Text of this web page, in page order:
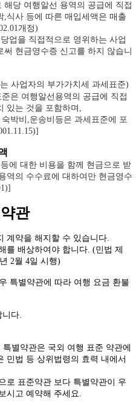
당 여행알선 용역의 공급에 직접
,식사 등에 따른 매입세액은 매출
개정)
업을 직접적으로 영위하는 사업
현금영수증 신고를 하지 않습니
사업자의 부가가치세 과세표준)
은 여행알선용역의 공급에 직접
있는 것을 포함하며,
박비,운송비등은 과세표준에 포
에 대한 비용을 함께 현금으로 받
역의 수수료에 대하여만 현금영수
관
계약을 해지할 수 있습니다.
를 배상하여야 합니다. (민법 제
2월 4일 시행)
특별약관에 따라 여행 요금 환불
니다.
별약관은 국외 여행 표준 약관에
민법 등 상위법령의 효력 내에서
로 표준약관 보다 특별약관이 우
시고 예약해 주세요.